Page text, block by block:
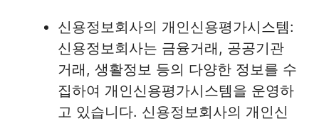
신용정보회사의 개인신용평가시스템:
신용정보회사는 금융거래, 공공기관
거래, 생활정보 등의 다양한 정보를 수
집하여 개인신용평가시스템을 운영하
고 있습니다. 신용정보회사의 개인신